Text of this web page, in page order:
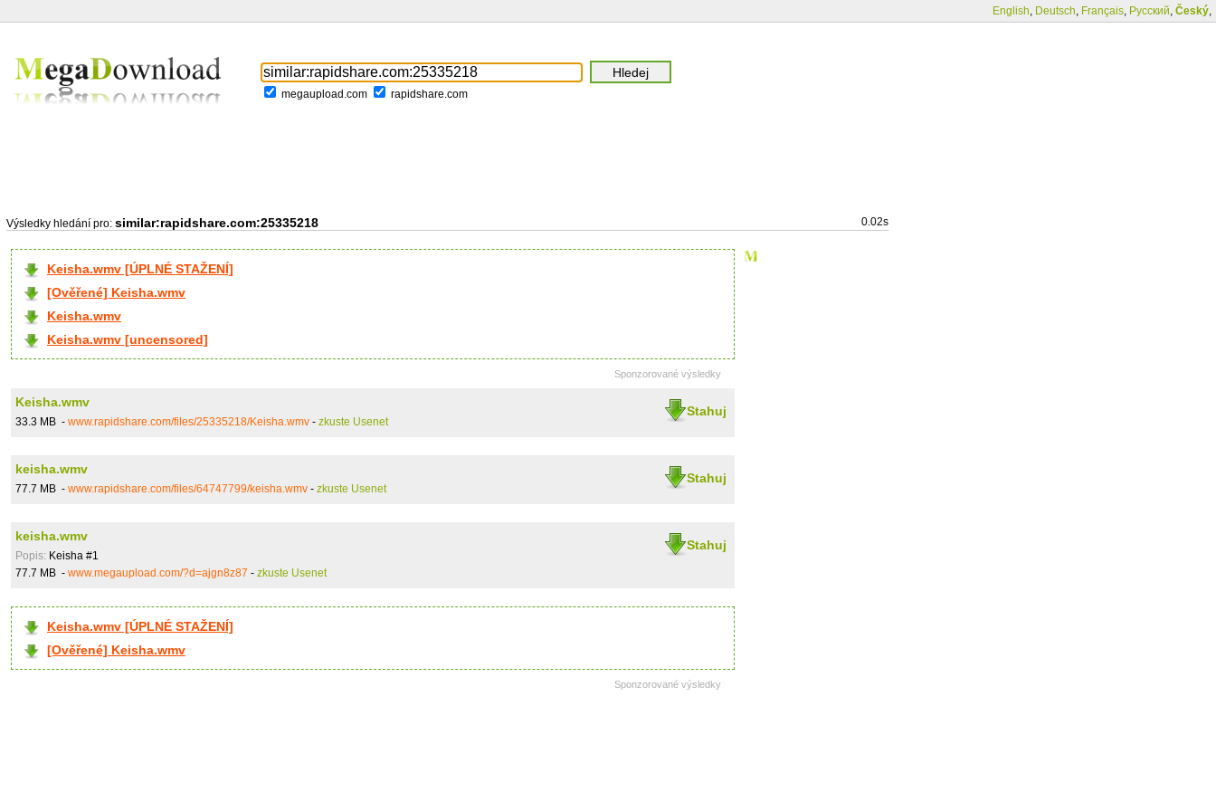
English, Deutsch, Français, Русский, Český,
megaupload.com rapidshare.com
Výsledky hledání pro: similar:rapidshare.com:25335218 0.02s
Keisha.wmv [ÚPLNÉ STAŽENÍ]
[Ověřené] Keisha.wmv
Keisha.wmv
Keisha.wmv [uncensored]
Sponzorované výsledky
Stahuj
Keisha.wmv
33.3 MB - www.rapidshare.com/files/25335218/Keisha.wmv - zkuste Usenet
Stahuj
keisha.wmv
77.7 MB - www.rapidshare.com/files/64747799/keisha.wmv - zkuste Usenet
Stahuj
keisha.wmv
Popis: Keisha #1
77.7 MB - www.megaupload.com/?d=ajgn8z87 - zkuste Usenet
Keisha.wmv [ÚPLNÉ STAŽENÍ]
[Ověřené] Keisha.wmv
Sponzorované výsledky